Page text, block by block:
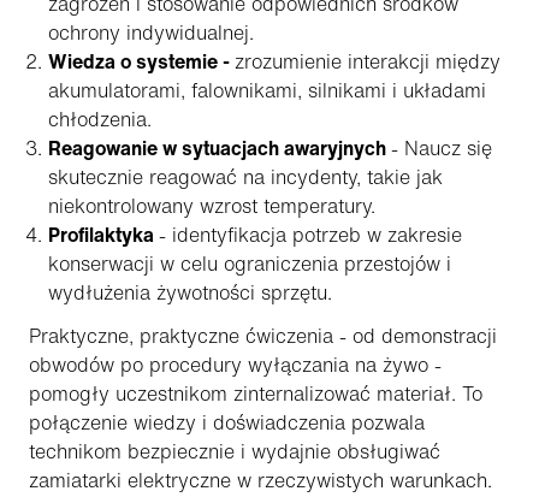
ochrony indywidualnej.
Wiedza o systemie -zrozumienie interakcji między
akumulatorami, falownikami, silnikami i układami
chłodzenia.
Reagowanie w sytuacjach awaryjnych- Naucz się
skutecznie reagować na incydenty, takie jak
niekontrolowany wzrost temperatury.
Profilaktyka- identyfikacja potrzeb w zakresie
konserwacji w celu ograniczenia przestojów i
wydłużenia żywotności sprzętu.
Praktyczne, praktyczne ćwiczenia - od demonstracji
obwodów po procedury wyłączania na żywo -
pomogły uczestnikom zinternalizować materiał. To
połączenie wiedzy i doświadczenia pozwala
technikom bezpiecznie i wydajnie obsługiwać
zamiatarki elektryczne w rzeczywistych warunkach.